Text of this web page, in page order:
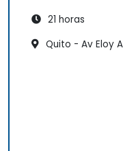
21 horas
Quito - Av Eloy